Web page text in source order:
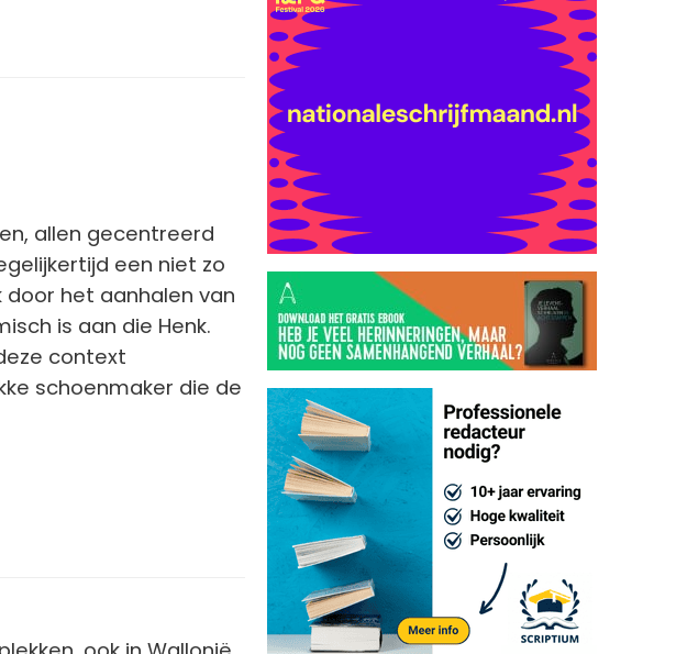
allen gecentreerd
een niet zo
door het aanhalen van
is aan die Henk.
context
schoenmaker die de